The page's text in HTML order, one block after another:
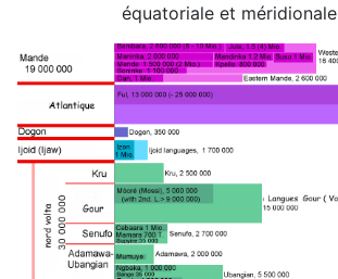
équatoriale et méridionale